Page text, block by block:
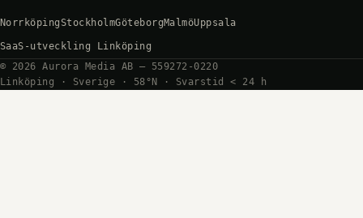
Norrköping StockholmGöteborgMalmöUppsala
SaaS-utveckling Linköping
© 2026 Aurora Media AB — 559272-0220
Linköping · Sverige · 58°N · Svarstid < 24 h